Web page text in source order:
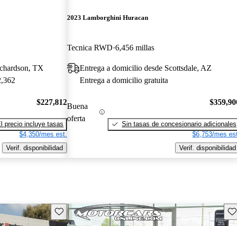
TX
$227,812
precio incluye tasas
$4,350/mes est.
Verif. disponibilidad
2023 Lamborghini Huracan
Tecnica RWD 6,456 millas
Entrega a domicilio desde Scottsdale, AZ
Entrega a domicilio gratuita
Buena
oferta
Sin tasas de concesionario adicionales
$6,753/mes
Verif. disponibilidad
Guarda este Aviso